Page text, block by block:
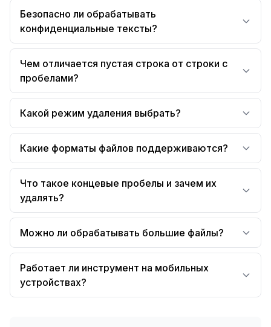
Безопасно ли обрабатывать
конфиденциальные тексты?
Чем отличается пустая строка от строки с
пробелами?
Какой режим удаления выбрать?
Какие форматы файлов поддерживаются?
Что такое концевые пробелы и зачем их
удалять?
Можно ли обрабатывать большие файлы?
Работает ли инструмент на мобильных
устройствах?